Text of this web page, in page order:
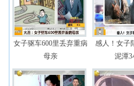
女子驱车600里丢弃重病
母亲
感人！女子
泥潭3